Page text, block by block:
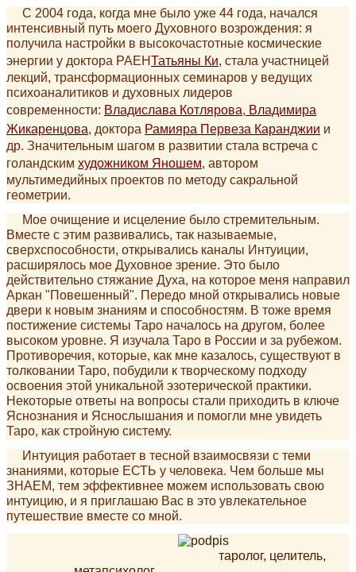
С 2004 года, когда мне было уже 44 года, начался
интенсивный путь моего Духовного возрождения: я
получила настройки в высокочастотные космические
энергии у доктора РАЕНТатьяны Ки, стала участницей
лекций, трансформационных семинаров у ведущих
психоаналитиков и духовных лидеров
современности: Владислава Котлярова, Владимира
Жикаренцова, доктора Рамияра Первеза Каранджии и
др. Значительным шагом в развитии стала встреча с
голандским художником Яношем, автором
мультимедийных проектов по методу сакральной
геометрии.
Мое очищение и исцеление было стремительным.
Вместе с этим развивались, так называемые,
сверхспособности, открывались каналы Интуиции,
расширялось мое Духовное зрение. Это было
действительно стяжание Духа, на которое меня направил
Аркан "Повешенный". Передо мной открывались новые
двери к новым знаниям и способностям. В тоже время
постижение системы Таро началось на другом, более
высоком уровне. Я изучала Таро в России и за рубежом.
Противоречия, которые, как мне казалось, существуют в
толковании Таро, побудили к творческому подходу
освоения этой уникальной эзотерической практики.
Некоторые ответы на вопросы стали приходить в ключе
Яснознания и Яснослышания и помогли мне увидеть
Таро, как стройную систему.
Интуиция работает в тесной взаимосвязи с теми
знаниями, которые ЕСТЬ у человека. Чем больше мы
ЗНАЕМ, тем эффективнее можем использовать свою
интуицию, и я приглашаю Вас в это увлекательное
путешествие вместе со мной.
таролог, целитель,